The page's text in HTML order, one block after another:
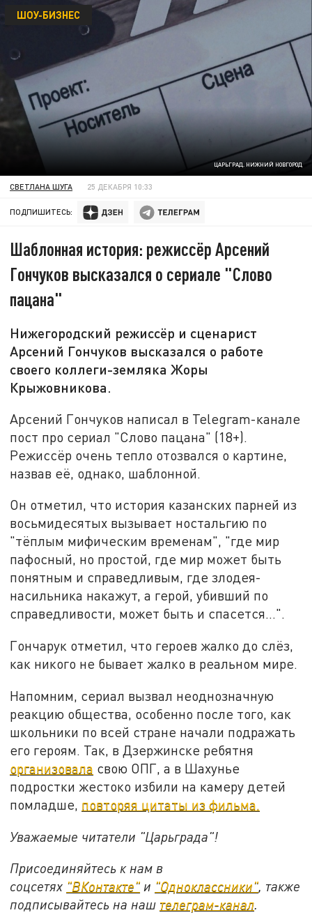
ЦАРЬГРАД. НИЖНИЙ НОВГОРОД
ШОУ-БИЗНЕС
СВЕТЛАНА ШУГА 25 ДЕКАБРЯ 10:33
ПОДПИШИТЕСЬ:
Шаблонная история: режиссёр Арсений
Гончуков высказался о сериале "Слово
пацана"
Нижегородский режиссёр и сценарист
Арсений Гончуков высказался о работе
своего коллеги-земляка Жоры
Крыжовникова.
Арсений Гончуков написал в Telegram-канале
пост про сериал "Слово пацана" (18+).
Режиссёр очень тепло отозвался о картине,
назвав её, однако, шаблонной.
Он отметил, что история казанских парней из
восьмидесятых вызывает ностальгию по
"тёплым мифическим временам", "где мир
пафосный, но простой, где мир может быть
понятным и справедливым, где злодея-
насильника накажут, а герой, убивший по
справедливости, может быть и спасется…".
Гончарук отметил, что героев жалко до слёз,
как никого не бывает жалко в реальном мире.
Напомним, сериал вызвал неоднозначную
реакцию общества, особенно после того, как
школьники по всей стране начали подражать
его героям. Так, в Дзержинске ребятня
организовала свою ОПГ, а в Шахунье
подростки жестоко избили на камеру детей
помладше, повторяя цитаты из фильма.
Уважаемые читатели "Царьграда"!
Присоединяйтесь к нам в
соцсетях "ВКонтакте" и "Одноклассники", также
подписывайтесь на наш телеграм-канал.